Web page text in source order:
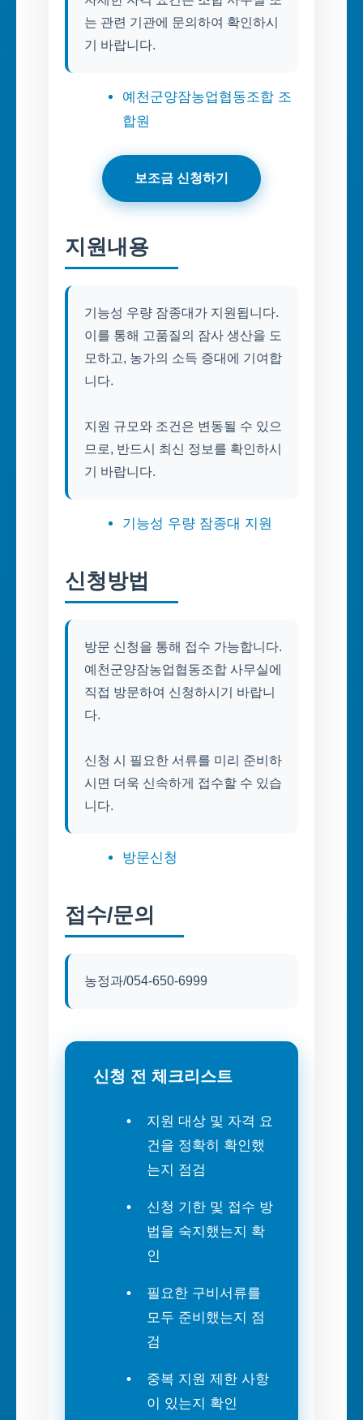
는 관련 기관에 문의하여 확인하시
기 바랍니다.
예천군양잠농업협동조합 조
합원
보조금 신청하기
지원내용
기능성 우량 잠종대가 지원됩니다.
이를 통해 고품질의 잠사 생산을 도
모하고, 농가의 소득 증대에 기여합
니다.
지원 규모와 조건은 변동될 수 있으
므로, 반드시 최신 정보를 확인하시
기 바랍니다.
기능성 우량 잠종대 지원
신청방법
방문 신청을 통해 접수 가능합니다.
예천군양잠농업협동조합 사무실에
직접 방문하여 신청하시기 바랍니
다.
신청 시 필요한 서류를 미리 준비하
시면 더욱 신속하게 접수할 수 있습
니다.
방문신청
접수/문의
농정과/054-650-6999
신청 전 체크리스트
지원 대상 및 자격 요
건을 정확히 확인했
는지 점검
신청 기한 및 접수 방
법을 숙지했는지 확
인
필요한 구비서류를
모두 준비했는지 점
검
중복 지원 제한 사항
이 있는지 확인